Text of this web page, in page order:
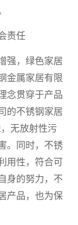
责任
强，绿色家居
金属家居有限
念贯穿于产品
的不锈钢家居
无放射性污
。同时，不锈
用性，符合可
身的努力，不
产品，也为保